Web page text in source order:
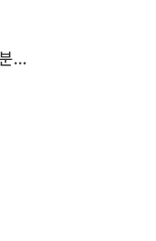
...